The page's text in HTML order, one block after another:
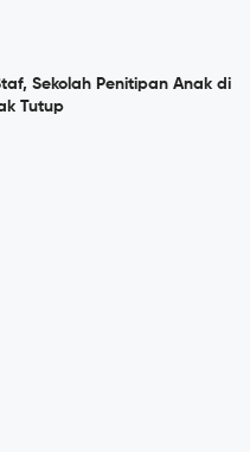
Sekolah Penitipan Anak di
Tutup